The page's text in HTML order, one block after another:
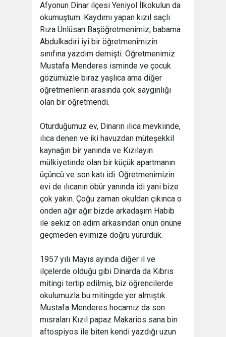
Afyonun Dinar ilçesi Yeniyol İlkokulun da
okumuştum. Kaydımı yapan kızıl saçlı
Rıza Ünlüsan Başöğretmenimiz, babama
Abdulkadiri iyi bir öğretmenimizin
sınıfına yazdım demişti. Öğretmenimiz
Mustafa Menderes isminde ve çocuk
gözümüzle biraz yaşlıca ama diğer
öğretmenlerin arasında çok saygınlığı
olan bir öğretmendi.
Oturduğumuz ev, Dinarın ılıca mevkiinde,
ılıca denen ve iki havuzdan müteşekkil
kaynağın bir yanında ve Kızılayın
mülkiyetinde olan bir küçük apartmanın
üçüncü ve son katı idi. Öğretmenimizin
evi de ılıcanın öbür yanında idi yani bize
çok yakın. Çoğu zaman okuldan çıkınca o
önden ağır ağır bizde arkadaşım Habib
ile sekiz on adım arkasından onun önüne
geçmeden evimize doğru yürürdük.
1957 yılı Mayıs ayında diğer il ve
ilçelerde olduğu gibi Dinarda da Kıbrıs
mitingi tertip edilmiş, biz öğrencilerde
okulumuzla bu mitingde yer almıştık.
Mustafa Menderes hocamız da son
mısraları Kızıl papaz Makarios sana bin
aftospiyos ile biten kendi yazdığı uzun